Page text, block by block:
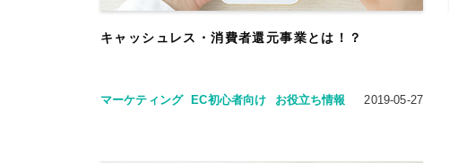
キャッシュレス・消費者還元事業とは！？
マーケティング EC初心者向け お役立ち情報 2019-05-27